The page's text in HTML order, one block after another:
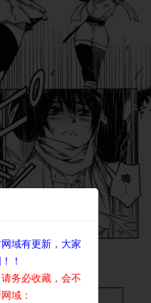
域有更新，大家
！
务必收藏，会不
域：